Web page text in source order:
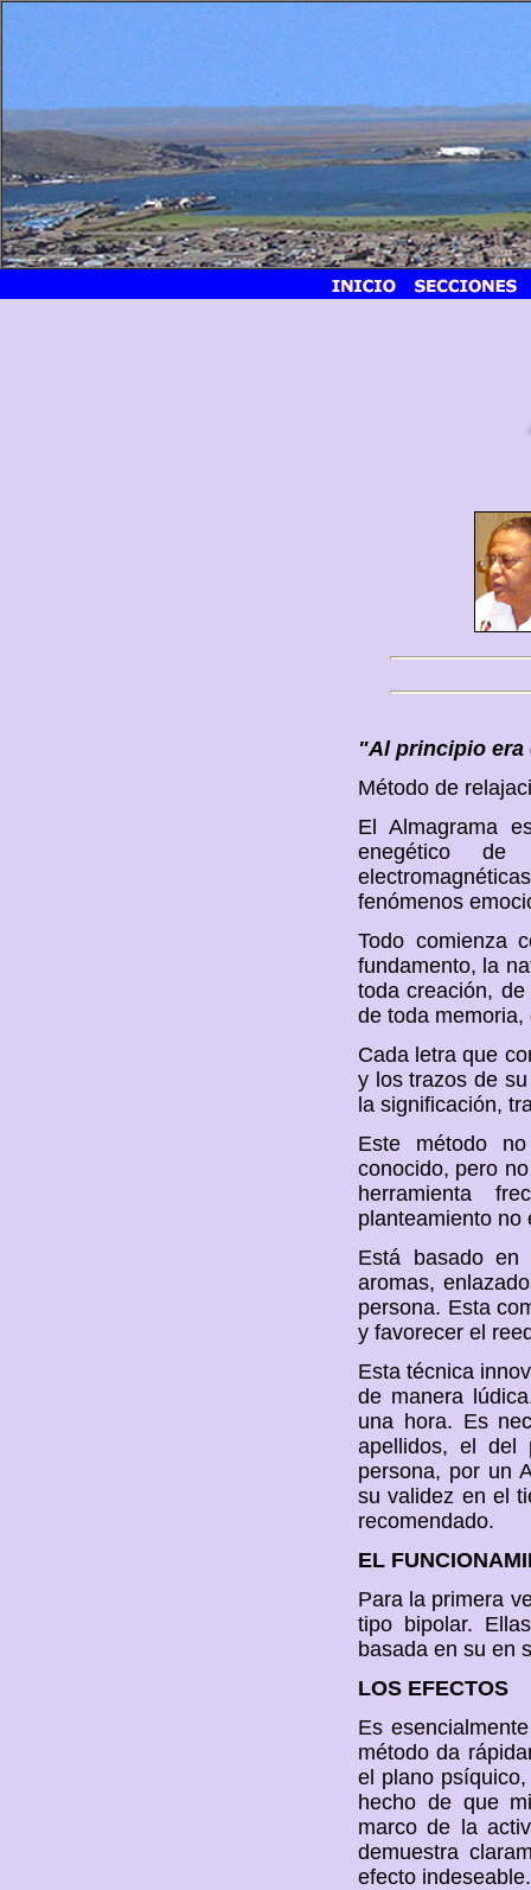
"Al principio era
Método de
El Almagrama
enegético de
fenómenos
Todo comienza
fundamento, la
toda creación,
de toda memoria,
Cada letra que
y los trazos de
la significación,
Este método
conocido, pero
herramienta
planteamiento no
Está basado en
aromas,
persona. Esta
y favorecer el
Esta técnica
de manera
una hora. Es
apellidos, el
persona, por un
su validez en el
recomendado.
EL
Para la primera
tipo bipolar.
basada en su en
LOS EFECTOS
Es
método da
el plano
hecho de que
marco de la
demuestra
efecto indeseable.